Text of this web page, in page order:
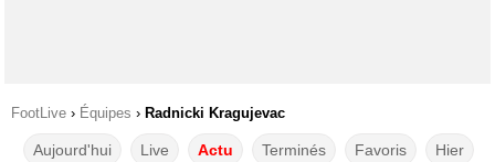
FootLive › Équipes › Radnicki Kragujevac
Aujourd'hui Live Actu Terminés Favoris Hier